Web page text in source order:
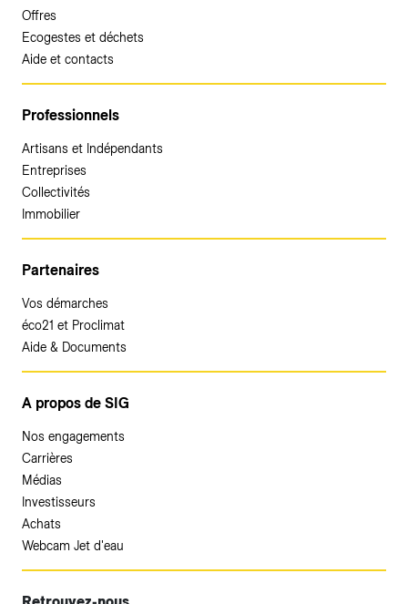
Offres
Ecogestes et déchets
Aide et contacts
Professionnels
Artisans et Indépendants
Entreprises
Collectivités
Immobilier
Partenaires
Vos démarches
éco21 et Proclimat
Aide & Documents
A propos de SIG
Nos engagements
Carrières
Médias
Investisseurs
Achats
Webcam Jet d'eau